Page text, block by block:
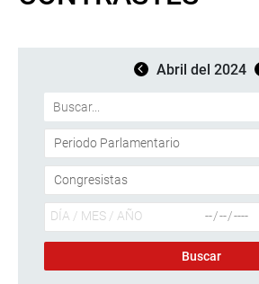
Abril del 2024